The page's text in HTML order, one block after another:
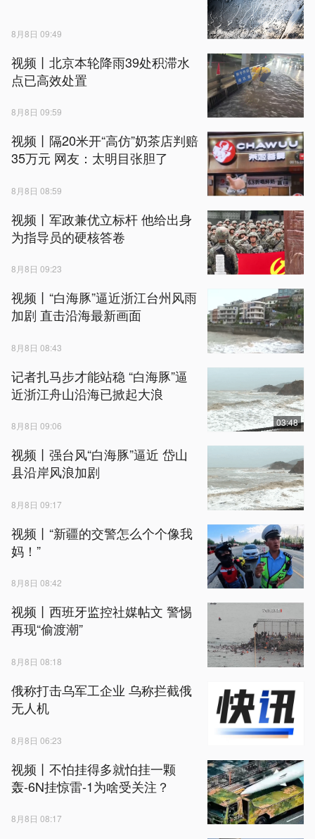
8月8日 09:49
视频丨北京本轮降雨39处积滞水
点已高效处置
8月8日 09:59
视频丨隔20米开“高仿”奶茶店判赔
35万元 网友：太明目张胆了
8月8日 08:59
视频丨军政兼优立标杆 他给出身
为指导员的硬核答卷
8月8日 09:23
视频丨“白海豚”逼近浙江台州风雨
加剧 直击沿海最新画面
8月8日 08:43
记者扎马步才能站稳 “白海豚”逼
近浙江舟山沿海已掀起大浪
8月8日 09:06 03:48
视频丨强台风“白海豚”逼近 岱山
县沿岸风浪加剧
8月8日 09:17
视频丨“新疆的交警怎么个个像我
妈！”
8月8日 08:42
视频丨西班牙监控社媒帖文 警惕
再现“偷渡潮”
8月8日 08:18
俄称打击乌军工企业 乌称拦截俄
无人机
8月8日 06:23
视频丨不怕挂得多就怕挂一颗
轰-6N挂惊雷-1为啥受关注？
8月8日 08:17